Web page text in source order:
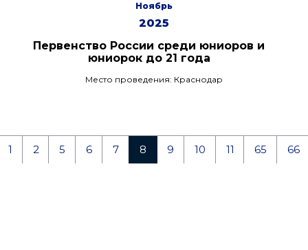
Ноябрь
2025
Первенство России среди юниоров и
юниорок до 21 года
Место проведения: Краснодар
1 2 5 6 7 8 9 10 11 65 66